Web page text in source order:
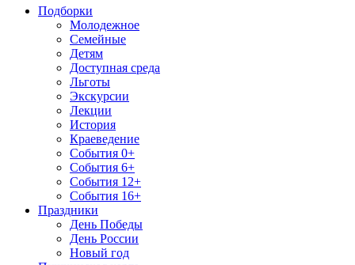
Подборки
Молодежное
Семейные
Детям
Доступная среда
Льготы
Экскурсии
Лекции
История
Краеведение
События 0+
События 6+
События 12+
События 16+
Праздники
День Победы
День России
Новый год